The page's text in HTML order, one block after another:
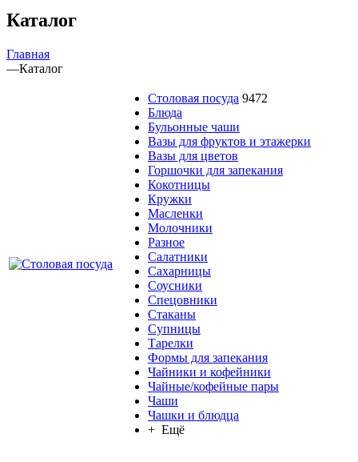
Каталог
Главная
—Каталог
Столовая посуда 9472
Блюда
Бульонные чаши
Вазы для фруктов и этажерки
Вазы для цветов
Горшочки для запекания
Кокотницы
Кружки
Масленки
Молочники
Разное
Салатники
Сахарницы
Соусники
Спецовники
Стаканы
Супницы
Тарелки
Формы для запекания
Чайники и кофейники
Чайные/кофейные пары
Чаши
Чашки и блюдца
+ Ещё